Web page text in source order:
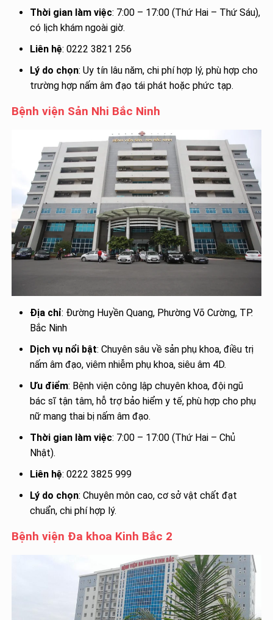
Thời gian làm việc: 7:00 – 17:00 (Thứ Hai – Thứ Sáu),
có lịch khám ngoài giờ.
Liên hệ: 0222 3821 256
Lý do chọn: Uy tín lâu năm, chi phí hợp lý, phù hợp cho
trường hợp nấm âm đạo tái phát hoặc phức tạp.
Bệnh viện Sản Nhi Bắc Ninh
Địa chỉ: Đường Huyền Quang, Phường Võ Cường, TP.
Bắc Ninh
Dịch vụ nổi bật: Chuyên sâu về sản phụ khoa, điều trị
nấm âm đạo, viêm nhiễm phụ khoa, siêu âm 4D.
Ưu điểm: Bệnh viện công lập chuyên khoa, đội ngũ
bác sĩ tận tâm, hỗ trợ bảo hiểm y tế, phù hợp cho phụ
nữ mang thai bị nấm âm đạo.
Thời gian làm việc: 7:00 – 17:00 (Thứ Hai – Chủ
Nhật).
Liên hệ: 0222 3825 999
Lý do chọn: Chuyên môn cao, cơ sở vật chất đạt
chuẩn, chi phí hợp lý.
Bệnh viện Đa khoa Kinh Bắc 2